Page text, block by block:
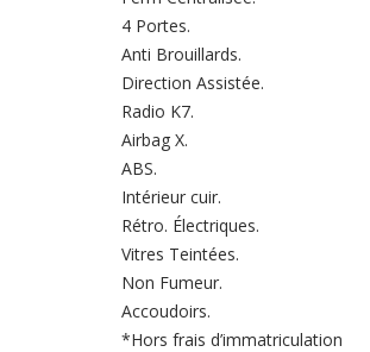
4 Portes.
Anti Brouillards.
Direction Assistée.
Radio K7.
Airbag X.
ABS.
Intérieur cuir.
Rétro. Électriques.
Vitres Teintées.
Non Fumeur.
Accoudoirs.
*Hors frais d’immatriculation